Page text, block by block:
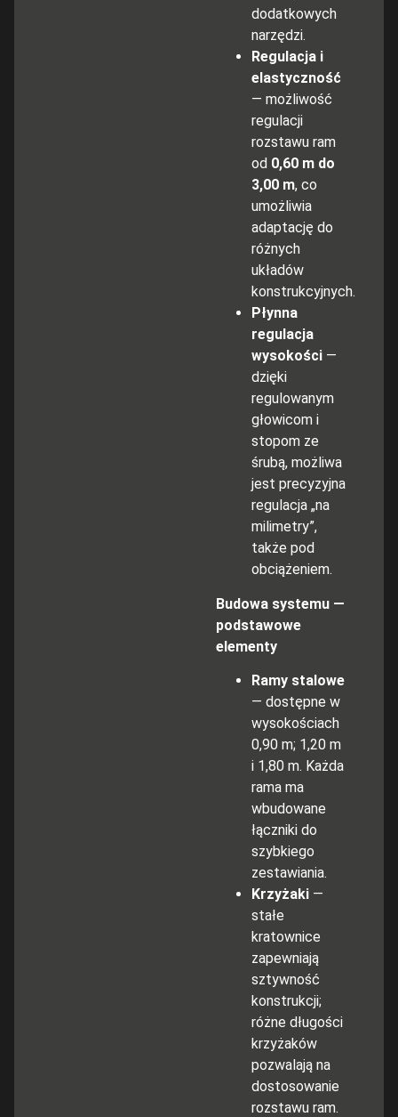
dodatkowych
narzędzi.
Regulacja i
elastyczność
— możliwość
regulacji
rozstawu ram
od 0,60 m do
3,00 m, co
umożliwia
adaptację do
różnych
układów
konstrukcyjnych.
Płynna
regulacja
wysokości —
dzięki
regulowanym
głowicom i
stopom ze
śrubą, możliwa
jest precyzyjna
regulacja „na
milimetry”,
także pod
obciążeniem.
Budowa systemu —
podstawowe
elementy
Ramy stalowe
— dostępne w
wysokościach
0,90 m; 1,20 m
i 1,80 m. Każda
rama ma
wbudowane
łączniki do
szybkiego
zestawiania.
Krzyżaki —
stałe
kratownice
zapewniają
sztywność
konstrukcji;
różne długości
krzyżaków
pozwalają na
dostosowanie
rozstawu ram.